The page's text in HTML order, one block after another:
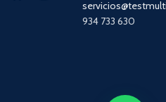
934 733 630